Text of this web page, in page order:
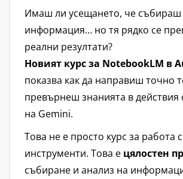
Имаш ли усещането, че събираш
информация… но тя рядко се
реални резултати?
Новият курс за NotebookLM в
показва как да направиш точно
превърнеш знанията в
на Gemini.
Това не е просто курс за работа с
инструменти. Това е цялостен
събиране и анализ на